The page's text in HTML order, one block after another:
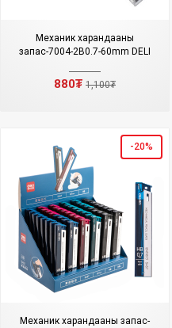
Механик харандааны
запас-7004-2B0.7-60mm DELI
880₮ 1,100₮
-20%
Механик харандааны запас-